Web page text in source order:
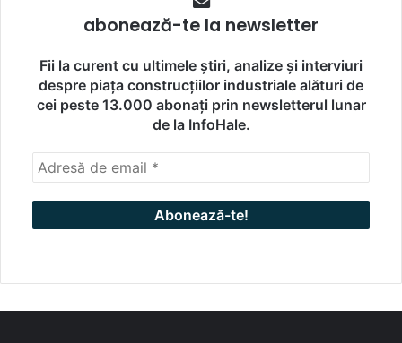
abonează-te la newsletter
Fii la curent cu ultimele știri, analize și interviuri
despre piața construcțiilor industriale alături de
cei peste 13.000 abonați prin newsletterul lunar
de la InfoHale.